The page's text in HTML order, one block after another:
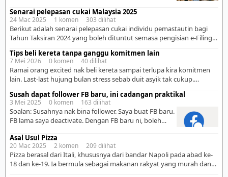
ratus ringgit gak la. Tapi kualiti candidate tak seberapa
seperti yang saya perlukan. Kemudian saya run iklan di
FB untuk cari staff, baru run FB ADs RM60, berpuluh
resume […]
Senarai pelepasan cukai Malaysia 2025
24 Mac 2025 1 komen 303 dilihat
​Berikut adalah senarai pelepasan cukai individu pemastautin bagi
Tahun Taksiran 2024 yang boleh dituntut semasa pengisian e-Filing
dan saudara tanggungan: RM9,000​ ➜ Suami/Isteri/Alimoni kepada
bekas isteri: RM4,000​ ➜ Individu kurang upaya: RM6,000​ ➜ Suami
atau isteri kurang upaya: RM5,000​ ➜ Yuran pengajian (diri sendiri):
RM7,000​ […]
Tips beli kereta tanpa ganggu komitmen lain
7 Mei 2026 0 komen 40 dilihat
Ramai orang excited nak beli kereta sampai terlupa kira komitmen
lain. Last-last hujung bulan stress sebab duit asyik tak cukup.
bulanan je, tapi kena fikir sekali minyak, servis, tol, insurans dan
lifestyle harian korang. Kalau salah kira, memang boleh ganggu
komitmen lain macam rumah, anak, simpanan […]
Susah dapat follower FB baru, ini cadangan praktikal
3 Mei 2025 0 komen 163 dilihat
Soalan: Susahnya nak bina follower. Saya buat FB baru.
FB lama saya deactivate. Dengan FB baru ni, boleh
saja. Saya try buat post setiap hari pun mcm takde
orang like dan komen. Bila lihat insight, reach tak
sampai 100 pun. Apa perlu saya buat utk tingkatkan
follower […]
Asal Usul Pizza
20 Mac 2025 2 komen 209 dilihat
Pizza berasal dari Itali, khususnya dari bandar Napoli pada abad ke-
18 dan ke-19. Ia bermula sebagai makanan rakyat yang murah dan